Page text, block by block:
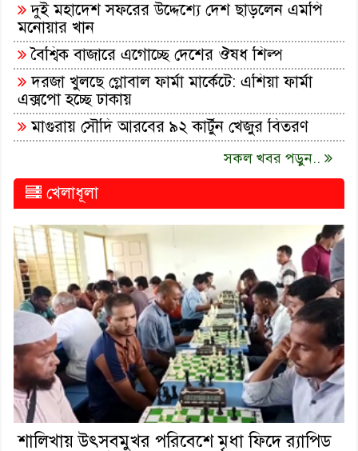
দুই মহাদেশ সফরের উদ্দেশ্যে দেশ ছাড়লেন এমপি
মনোয়ার খান
বৈশ্বিক বাজারে এগোচ্ছে দেশের ঔষধ শিল্প
দরজা খুলছে গ্লোবাল ফার্মা মার্কেটে: এশিয়া ফার্মা
এক্সপো হচ্ছে ঢাকায়
মাগুরায় সৌদি আরবের ৯২ কার্টুন খেজুর বিতরণ
সকল খবর পড়ুন..
খেলাধূলা
শালিখায় উৎসবমুখর পরিবেশে মৃধা ফিদে র‌্যাপিড